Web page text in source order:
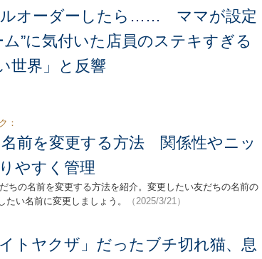
ルオーダーしたら…… ママが設定
ム”に気付いた店員のステキすぎる
世界」と反響
：
前を変更する方法 関係性やニッ
やすく管理
ちの名前を変更する方法を紹介。変更したい友だちの名前の
い名前に変更しましょう。
（2025/3/21）
トヤクザ」だったブチ切れ猫、息